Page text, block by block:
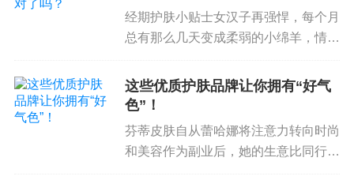
泌的因...
经期护肤小贴士女汉子再强悍，每个月
总有那么几天变成柔弱的小绵羊，情绪
气都没有经期怎么护肤保养皮肤，有时
又会瞬间爆发，脾气暴躁，脸上写
怎么护肤保养...
这些优质护肤品牌让你拥有“好气
色”！
芬蒂皮肤自从蕾哈娜将注意力转向时尚
和美容作为副业后，她的生意比同行业